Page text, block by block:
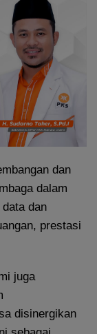
dan
dalam
dan
prestasi
juga
disinergikan